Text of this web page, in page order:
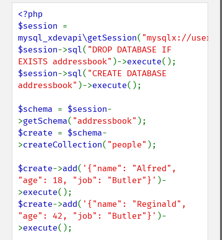
<?php
$session
mysql_xdevapi\getSession( "mysqlx://
$session->sql( "DROP DATABASE IF
EXISTS addressbook" )->execute
$session->sql( "CREATE DATABASE
addressbook" )->execute();
$schema = $session-
>getSchema( "addressbook"
$create = $schema-
>createCollection( "people" );
$create->add( '{"name": "Alfred",
"age": 18, "job": "Butler"}' )-
>execute
$create->add( '{"name": "Reginald",
"age": 42, "job": "Butler"}' )-
>execute();